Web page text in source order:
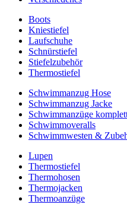
Boots
Kniestiefel
Laufschuhe
Schnürstiefel
Stiefelzubehör
Thermostiefel
Schwimmanzug Hose
Schwimmanzug Jacke
Schwimmanzüge
Schwimmoveralls
Schwimmwesten &
Lupen
Thermostiefel
Thermohosen
Thermojacken
Thermoanzüge